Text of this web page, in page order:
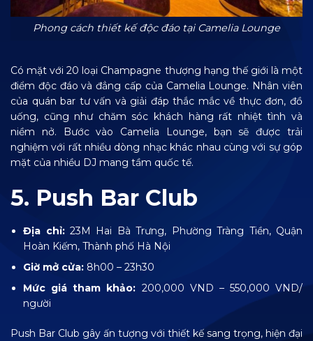
Phong cách thiết kế độc đáo tại Camelia Lounge
Có mặt với 20 loại Champagne thượng hạng thế giới là một
điểm độc đáo và đẳng cấp của Camelia Lounge. Nhân viên
của quán bar tư vấn và giải đáp thắc mắc về thực đơn, đồ
uống, cũng như chăm sóc khách hàng rất nhiệt tình và
niềm nở. Bước vào Camelia Lounge, bạn sẽ được trải
nghiệm với rất nhiều dòng nhạc khác nhau cùng với sự góp
mặt của nhiều DJ mang tầm quốc tế.
5. Push Bar Club
Địa chỉ: 23M Hai Bà Trưng, Phường Tràng Tiền, Quận
Hoàn Kiếm, Thành phố Hà Nội
Giờ mở cửa: 8h00 – 23h30
Mức giá tham khảo: 200,000 VND – 550,000 VND/
người
Push Bar Club gây ấn tượng với thiết kế sang trọng, hiện đại